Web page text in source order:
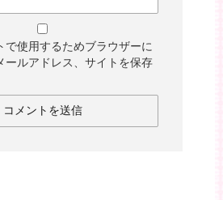
で使用するためブラウザーに
ールアドレス、サイトを保存